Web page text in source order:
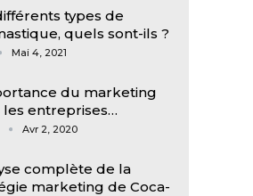
types de
quels sont-ils ?
Mai 4, 2021
du marketing
les entreprises…
Avr 2, 2020
complète de la
marketing de Coca-